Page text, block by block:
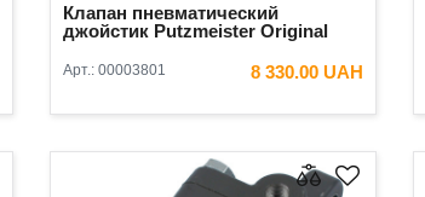
Клапан пневматический
джойстик Putzmeister Original
Арт.: 00003801 8 330.00 UAH
В КОРЗИНУ